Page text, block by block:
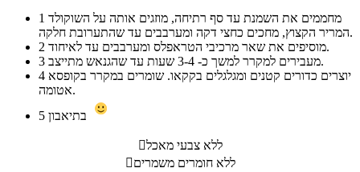
1
המריר הקצוץ, מחכים כחצי דקה ומערבבים עד שהתערובת חלקה.
2
מוסיפים את שאר מרכיבי הטראפלס ומערבבים עד לאיחוד.
3
מעבירים למקרר למשך כ- 3-4 שעות עד שהגנאש מתייצב.
4
אטומה.
5
ללא צבעי מאכל
ללא חומרים משמרים